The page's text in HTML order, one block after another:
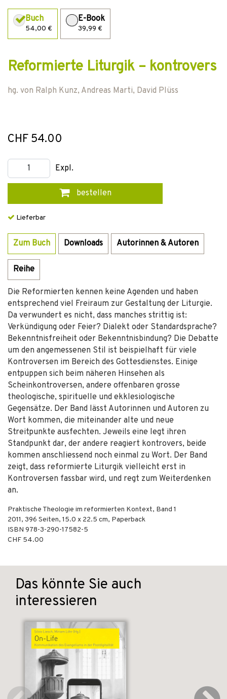
Buch
54,00 €
E-Book
39,99 €
Reformierte Liturgik – kontrovers
hg. von Ralph Kunz, Andreas Marti, David Plüss
CHF 54.00
Expl.
bestellen
Lieferbar
Zum Buch Downloads Autorinnen & Autoren
Reihe
Die Reformierten kennen keine Agenden und haben
entsprechend viel Freiraum zur Gestaltung der Liturgie.
Da verwundert es nicht, dass manches strittig ist:
Verkündigung oder Feier? Dialekt oder Standardsprache?
Bekenntnisfreiheit oder Bekenntnisbindung? Die Debatte
um den angemessenen Stil ist beispielhaft für viele
Kontroversen im Bereich des Gottesdienstes. Einige
entpuppen sich beim näheren Hinsehen als
Scheinkontroversen, andere offenbaren grosse
theologische, spirituelle und ekklesiologische
Gegensätze. Der Band lässt Autorinnen und Autoren zu
Wort kommen, die miteinander alte und neue
Streitpunkte ausfechten. Jeweils eine legt ihren
Standpunkt dar, der andere reagiert kontrovers, beide
kommen anschliessend noch einmal zu Wort. Der Band
zeigt, dass reformierte Liturgik vielleicht erst in
Kontroversen fassbar wird, und regt zum Weiterdenken
an.
Praktische Theologie im reformierten Kontext, Band 1
2011, 396 Seiten, 15.0 x 22.5 cm, Paperback
ISBN 978-3-290-17582-5
CHF 54.00
Das könnte Sie auch
interessieren